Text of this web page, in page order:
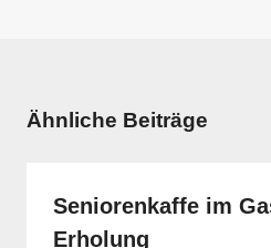
Ähnliche Beiträge
Seniorenkaffe im
Erholung